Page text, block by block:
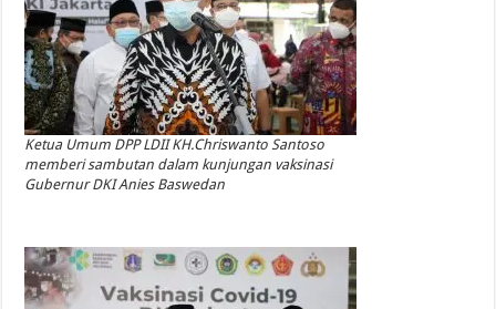
Ketua Umum DPP LDII KH.Chriswanto Santoso
memberi sambutan dalam kunjungan vaksinasi
Gubernur DKI Anies Baswedan